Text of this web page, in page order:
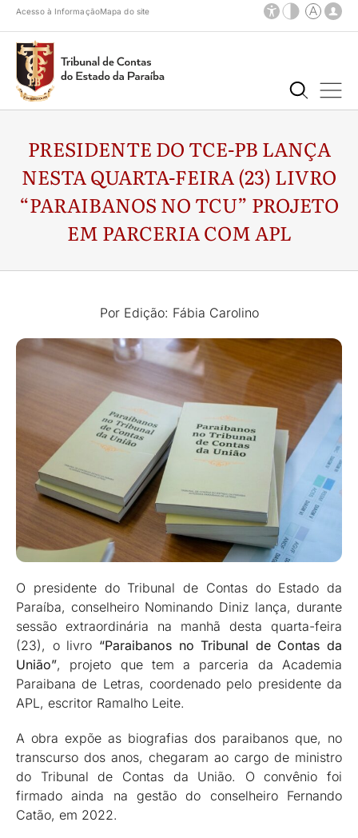
Acesso à InformaçãoMapa do site
PRESIDENTE DO TCE-PB LANÇA
NESTA QUARTA-FEIRA (23) LIVRO
“PARAIBANOS NO TCU” PROJETO
EM PARCERIA COM APL
Por Edição: Fábia Carolino
O presidente do Tribunal de Contas do Estado da
Paraíba, conselheiro Nominando Diniz lança, durante
sessão extraordinária na manhã desta quarta-feira
(23), o livro “Paraibanos no Tribunal de Contas da
União”, projeto que tem a parceria da Academia
Paraibana de Letras, coordenado pelo presidente da
APL, escritor Ramalho Leite.
A obra expõe as biografias dos paraibanos que, no
transcurso dos anos, chegaram ao cargo de ministro
do Tribunal de Contas da União. O convênio foi
firmado ainda na gestão do conselheiro Fernando
Catão, em 2022.